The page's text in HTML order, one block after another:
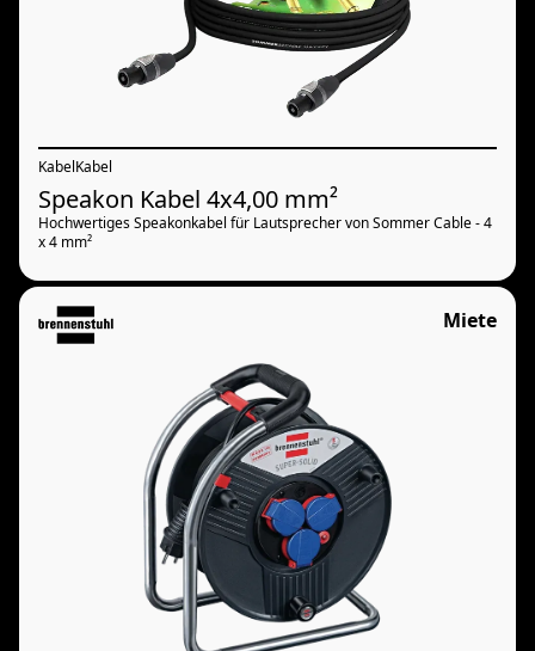
KabelKabel
Speakon Kabel 4x4,00 mm²
Hochwertiges Speakonkabel für Lautsprecher von Sommer Cable - 4
x 4 mm²
Miete